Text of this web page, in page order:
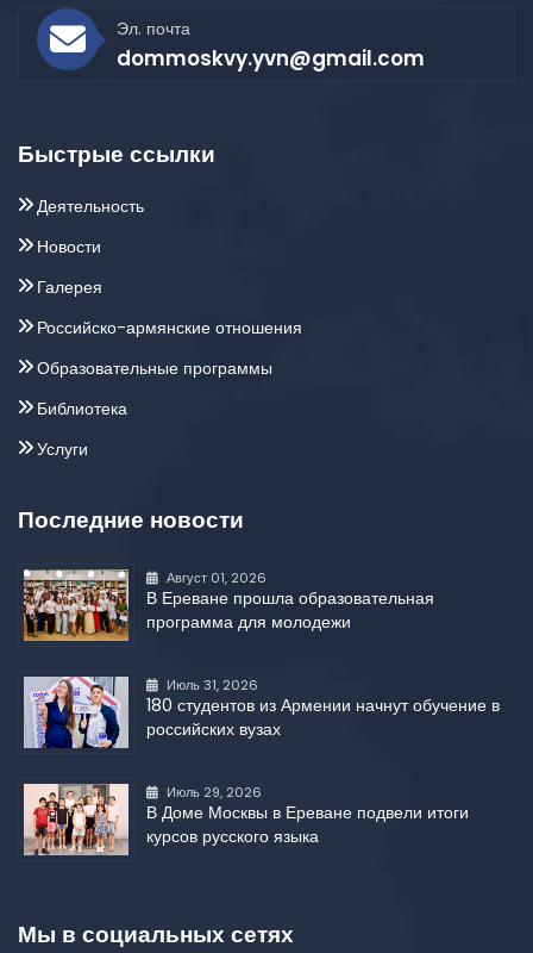
Эл. почта
dommoskvy.yvn@gmail.com
Быстрые ссылки
Деятельность
Новости
Галерея
Российско-армянские отношения
Образовательные программы
Библиотека
Услуги
Последние новости
Август 01, 2026
В Ереване прошла образовательная
программа для молодежи
Июль 31, 2026
180 студентов из Армении начнут обучение в
российских вузах
Июль 29, 2026
В Доме Москвы в Ереване подвели итоги
курсов русского языка
Мы в социальных сетях